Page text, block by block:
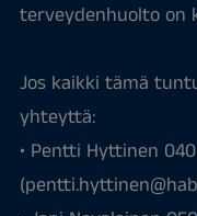
terveydenhuolto on
Jos kaikki tämä
yhteyttä:
• Pentti Hyttinen